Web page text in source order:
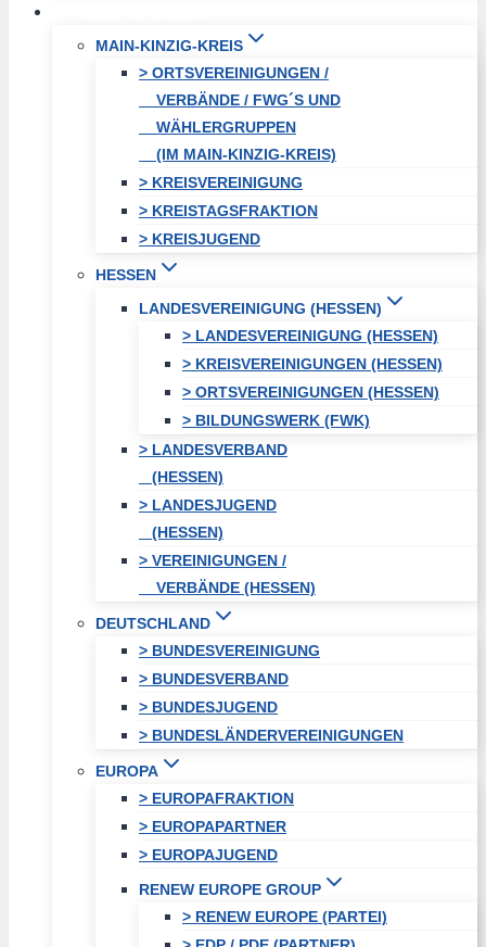
MAIN-KINZIG-KREIS
> ORTSVEREINIGUNGEN /
VERBÄNDE / FWG´S UND
WÄHLERGRUPPEN
(IM MAIN-KINZIG-KREIS)
> KREISVEREINIGUNG
> KREISTAGSFRAKTION
> KREISJUGEND
HESSEN
LANDESVEREINIGUNG (HESSEN)
> LANDESVEREINIGUNG (HESSEN)
> KREISVEREINIGUNGEN (HESSEN)
> ORTSVEREINIGUNGEN (HESSEN)
> BILDUNGSWERK (FWK)
> LANDESVERBAND
(HESSEN)
> LANDESJUGEND
(HESSEN)
> VEREINIGUNGEN /
VERBÄNDE (HESSEN)
DEUTSCHLAND
> BUNDESVEREINIGUNG
> BUNDESVERBAND
> BUNDESJUGEND
> BUNDESLÄNDERVEREINIGUNGEN
EUROPA
> EUROPAFRAKTION
> EUROPAPARTNER
> EUROPAJUGEND
RENEW EUROPE GROUP
> RENEW EUROPE (PARTEI)